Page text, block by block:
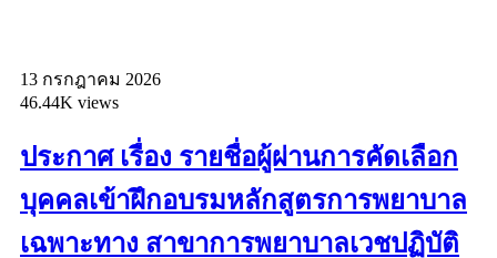
13 กรกฎาคม 2026
46.44K views
ประกาศ เรื่อง รายชื่อผู้ผ่านการคัดเลือก
บุคคลเข้าฝึกอบรมหลักสูตรการพยาบาล
เฉพาะทาง สาขาการพยาบาลเวชปฏิบัติ